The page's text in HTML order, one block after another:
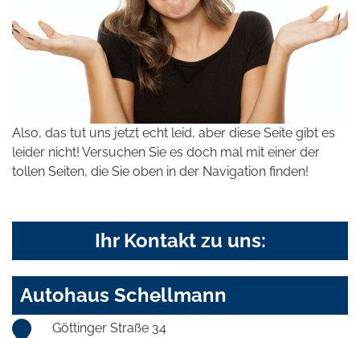
Also, das tut uns jetzt echt leid, aber diese Seite gibt es
leider nicht! Versuchen Sie es doch mal mit einer der
tollen Seiten, die Sie oben in der Navigation finden!
Ihr Kontakt zu uns:
Autohaus Schellmann
Göttinger Straße 34